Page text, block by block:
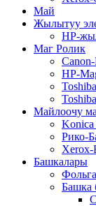
Май
Жылытуу
HP-
Маг Ролик
HP-
Майлоочу
Рико-
Xerox-
Башкалары
Фольга
Башка